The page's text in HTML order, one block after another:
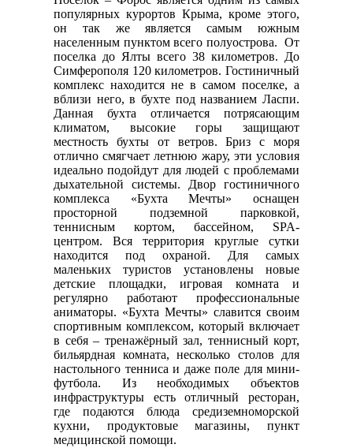
популярных курортов Крыма, кроме этого,
он так же является самым южным
населенным пунктом всего полуострова. От
поселка до Ялты всего 38 километров. До
Симферополя 120 километров. Гостиничный
комплекс находится не в самом поселке, а
вблизи него, в бухте под названием Ласпи.
Данная бухта отличается потрясающим
климатом, высокие горы защищают
местность бухты от ветров. Бриз с моря
отлично смягчает летнюю жару, эти условия
идеально подойдут для людей с проблемами
дыхательной системы. Двор гостиничного
комплекса «Бухта Мечты» оснащен
просторной подземной парковкой,
теннисным кортом, бассейном, SPA-
центром. Вся территория круглые сутки
находится под охраной. Для самых
маленьких туристов установлены новые
детские площадки, игровая комната и
регулярно работают профессиональные
аниматоры. «Бухта Мечты» славится своим
спортивным комплексом, который включает
в себя – тренажёрный зал, теннисный корт,
бильярдная комната, несколько столов для
настольного тенниса и даже поле для мини-
футбола. Из необходимых объектов
инфраструктуры есть отличный ресторан,
где подаются блюда средиземноморской
кухни, продуктовые магазины, пункт
медицинской помощи.